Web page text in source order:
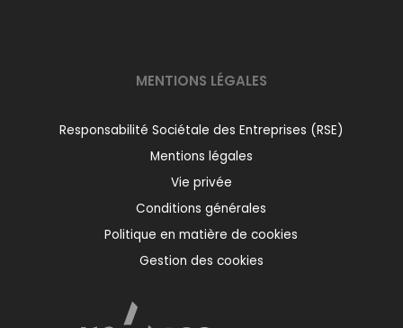
MENTIONS LÉGALES
Responsabilité Sociétale des Entreprises (RSE)
Mentions légales
Vie privée
Conditions générales
Politique en matière de cookies
Gestion des cookies